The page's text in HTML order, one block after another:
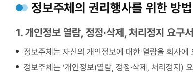
정보주체의 권리행사를 위한 방
1. 개인정보 열람, 정정·삭제, 처리정지 요구
정보주체는 자신의 개인정보에 대한 열람을 회사
정보주체는 ‘개인정보(열람, 정정·삭제, 처리정지)